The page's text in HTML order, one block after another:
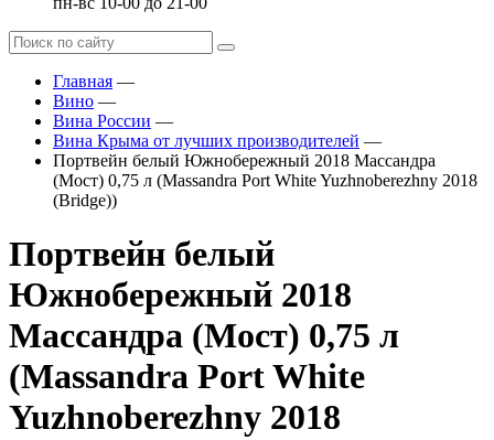
Главная —
Вино —
Вина России —
Вина Крыма от лучших производителей —
Портвейн белый Южнобережный 2018 Массандра
(Мост) 0,75 л (Massandra Port White Yuzhnoberezhny 2018
(Bridge))
Портвейн белый
Южнобережный 2018
Массандра (Мост) 0,75 л
(Massandra Port White
Yuzhnoberezhny 2018